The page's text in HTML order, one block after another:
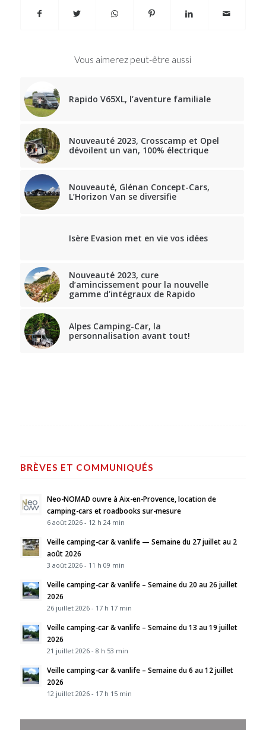
Vous aimerez peut-être aussi
Rapido V65XL, l’aventure familiale
Nouveauté 2023, Crosscamp et Opel
dévoilent un van, 100% électrique
Nouveauté, Glénan Concept-Cars,
L’Horizon Van se diversifie
Isère Evasion met en vie vos idées
Nouveauté 2023, cure
d’amincissement pour la nouvelle
gamme d’intégraux de Rapido
Alpes Camping-Car, la
personnalisation avant tout!
BRÈVES ET COMMUNIQUÉS
Neo-NOMAD ouvre à Aix-en-Provence, location de
camping-cars et roadbooks sur-mesure
6 août 2026 - 12 h 24 min
Veille camping-car & vanlife — Semaine du 27 juillet au 2
août 2026
3 août 2026 - 11 h 09 min
Veille camping-car & vanlife – Semaine du 20 au 26 juillet
2026
26 juillet 2026 - 17 h 17 min
Veille camping-car & vanlife – Semaine du 13 au 19 juillet
2026
21 juillet 2026 - 8 h 53 min
Veille camping-car & vanlife – Semaine du 6 au 12 juillet
2026
12 juillet 2026 - 17 h 15 min